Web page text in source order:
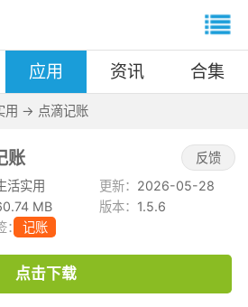
应用 资讯 合集
用 -> 点滴记账
账
反馈
活实用 更新： 2026-05-28
MB 版本： 1.5.6
记账
点击下载